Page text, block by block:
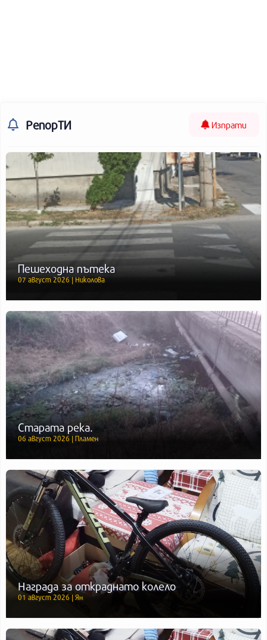
РепорТИ Изпрати
Пешеходна пътека
07 август 2026 | Николова
Старата река.
06 август 2026 | Пламен
Награда за откраднато колело
01 август 2026 | Ян